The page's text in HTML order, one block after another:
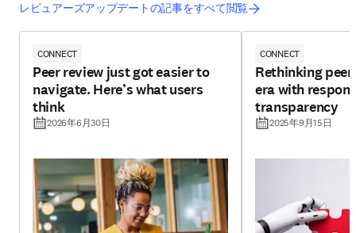
レビュアーズアップデートの記事をすべて閲覧
CONNECT
Peer review just got easier to
navigate. Here’s what users
think
2026年6月30日
CONNECT
Rethinking
era with
transparency
2025年9月15日